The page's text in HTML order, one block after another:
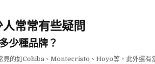
常常有些疑問
少種品牌？
見的如Cohiba、Montecristo、Hoyo等，此外還有